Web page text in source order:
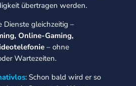
übertragen werden.
Dienste gleichzeitig –
Online-Gaming,
– ohne
Wartezeiten.
: Schon bald wird er so